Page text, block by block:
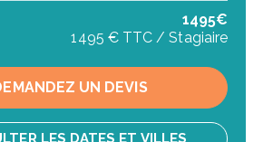
1495€
1495 € TTC / Stagiaire
UN DEVIS
LES DATES ET VILLES